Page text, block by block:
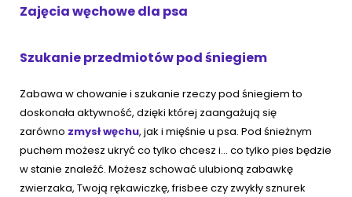
Zajęcia węchowe dla psa
Szukanie przedmiotów pod śniegiem
Zabawa w chowanie i szukanie rzeczy pod śniegiem to
doskonała aktywność, dzięki której zaangażują się
zarówno zmysł węchu, jak i mięśnie u psa. Pod śnieżnym
puchem możesz ukryć co tylko chcesz i… co tylko pies będzie
w stanie znaleźć. Możesz schować ulubioną zabawkę
zwierzaka, Twoją rękawiczkę, frisbee czy zwykły sznurek